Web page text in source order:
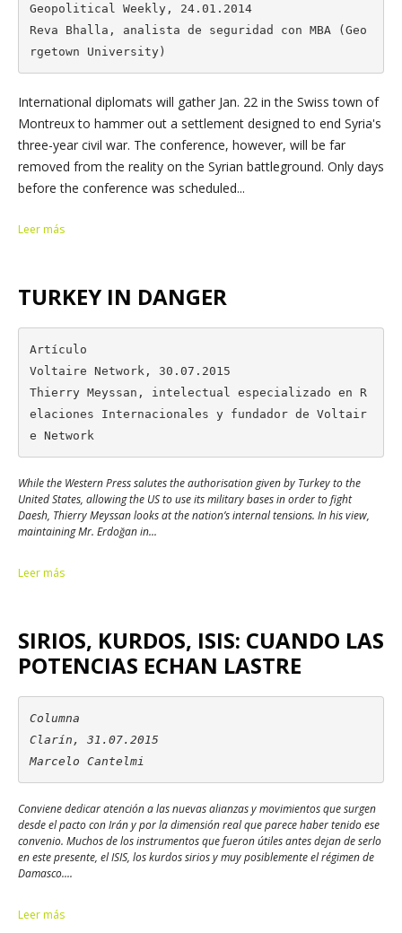
Geopolitical Weekly, 24.01.2014
Reva Bhalla, analista de seguridad con MBA (Geo
rgetown University)
International diplomats will gather Jan. 22 in the Swiss town of
Montreux to hammer out a settlement designed to end Syria's
three-year civil war. The conference, however, will be far
removed from the reality on the Syrian battleground. Only days
before the conference was scheduled...
Leer más
TURKEY IN DANGER
Artículo
Voltaire Network, 30.07.2015
Thierry Meyssan, intelectual especializado en R
elaciones Internacionales y fundador de Voltair
e Network
While the Western Press salutes the authorisation given by Turkey to the
United States, allowing the US to use its military bases in order to fight
Daesh, Thierry Meyssan looks at the nation’s internal tensions. In his view,
maintaining Mr. Erdoğan in...
Leer más
SIRIOS, KURDOS, ISIS: CUANDO LAS
POTENCIAS ECHAN LASTRE
Columna
Clarín, 31.07.2015
Marcelo Cantelmi
Conviene dedicar atención a las nuevas alianzas y movimientos que surgen
desde el pacto con Irán y por la dimensión real que parece haber tenido ese
convenio. Muchos de los instrumentos que fueron útiles antes dejan de serlo
en este presente, el ISIS, los kurdos sirios y muy posiblemente el régimen de
Damasco....
Leer más